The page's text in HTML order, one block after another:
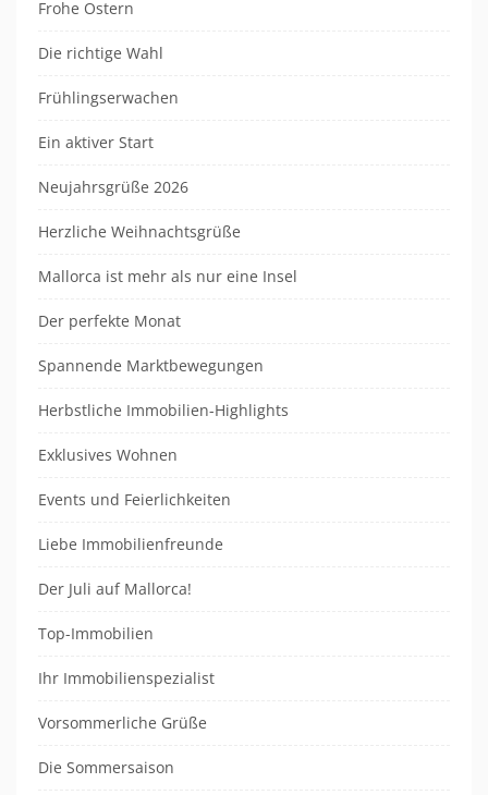
Frohe Ostern
Die richtige Wahl
Frühlingserwachen
Ein aktiver Start
Neujahrsgrüße 2026
Herzliche Weihnachtsgrüße
Mallorca ist mehr als nur eine Insel
Der perfekte Monat
Spannende Marktbewegungen
Herbstliche Immobilien-Highlights
Exklusives Wohnen
Events und Feierlichkeiten
Liebe Immobilienfreunde
Der Juli auf Mallorca!
Top-Immobilien
Ihr Immobilienspezialist
Vorsommerliche Grüße
Die Sommersaison